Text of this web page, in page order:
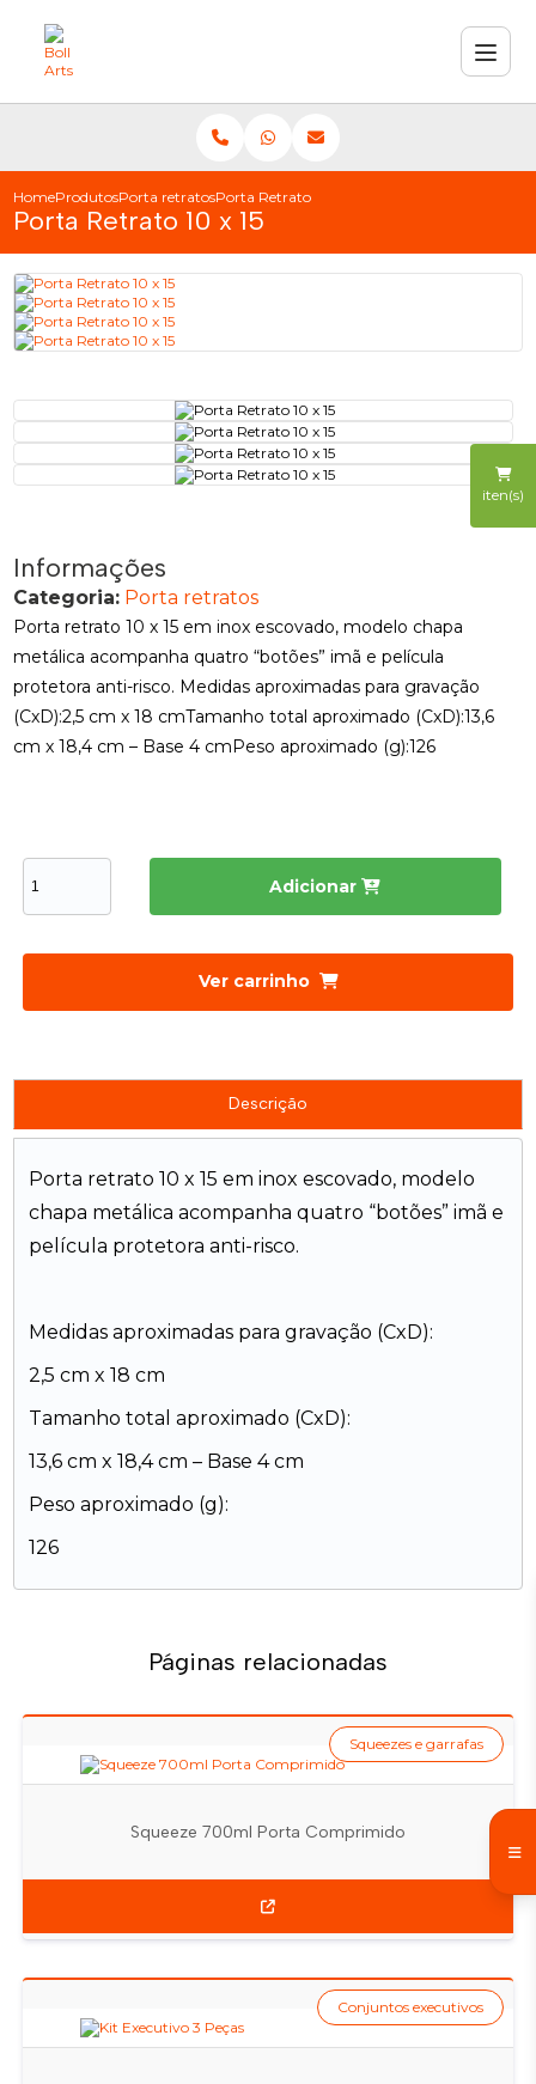
iten(s)
HomeProdutosPorta retratosPorta Retrato 10 x 15
Porta Retrato 10 x 15
Informações
Categoria: Porta retratos
Porta retrato 10 x 15 em inox escovado, modelo chapa
metálica acompanha quatro “botões” imã e película
protetora anti-risco. Medidas aproximadas para gravação
(CxD):2,5 cm x 18 cmTamanho total aproximado (CxD):13,6
cm x 18,4 cm – Base 4 cmPeso aproximado (g):126
Adicionar
Ver carrinho
Descrição
Porta retrato 10 x 15 em inox escovado, modelo
chapa metálica acompanha quatro “botões” imã e
película protetora anti-risco.
Medidas aproximadas para gravação (CxD):
2,5 cm x 18 cm
Tamanho total aproximado (CxD):
13,6 cm x 18,4 cm – Base 4 cm
Peso aproximado (g):
126
Páginas relacionadas
Squeeze 700ml Porta Comprimido
Squeezes e garrafas
Conjuntos executivos